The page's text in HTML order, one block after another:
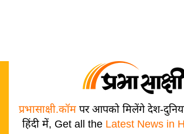
प्रभासाक्षी.कॉमपर आपको मिलेंगे देश-
हिंदी में, Get all the Latest News in